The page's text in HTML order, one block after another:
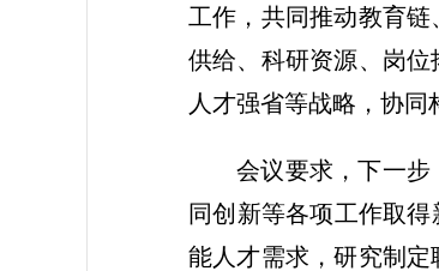
工作，共同推动教育
供给、科研资源、岗位
人才强省等战略，协同
会议要求，下一
同创新等各项工作取
能人才需求，研究制